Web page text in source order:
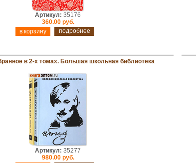
Артикул: 35176
360.00 руб.
подробнее
в 2-х томах. Большая школьная библиотека
Артикул: 35277
980.00 руб.